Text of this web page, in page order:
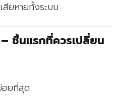
สียหายทั้งระบบ
ชิ้นแรกที่ควรเปลี่ยน
อยที่สุด